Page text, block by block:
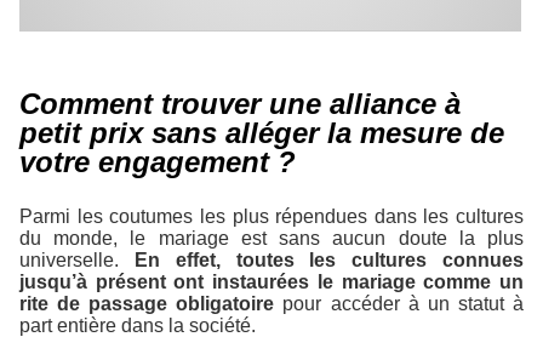
Comment trouver une alliance à
petit prix sans alléger la mesure de
votre engagement ?
Parmi les coutumes les plus répendues dans les cultures
du monde, le mariage est sans aucun doute la plus
universelle.
En effet, toutes les cultures connues
jusqu’à présent ont instaurées le mariage comme un
rite de passage obligatoire pour accéder à un statut à
part entière dans la société.